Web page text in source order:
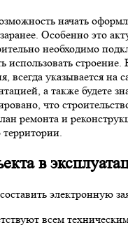
начать
Особенно это
необходимо
использовать
указывается
а также будете
что
ремонта и
в
электронную
всем